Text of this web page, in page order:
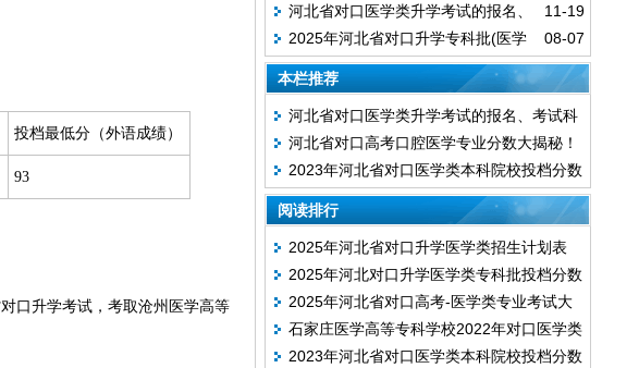
投档最低分（外语成绩）
93
口升学考试，考取沧州医学高等
试科目、考试时间
11-19
河北省对口医学类升学考试的报名、
考试科目、考试时间
08-07
2025年河北省对口升学专科批(医学
类)征集计划
本栏推荐
河北省对口医学类升学考试的报名、考试科
目、考试时间
河北省对口高考口腔医学专业分数大揭秘！
你离梦想还有多远？
2023年河北省对口医学类本科院校投档分数
线
阅读排行
2025年河北省对口升学医学类招生计划表
(本科批+专科批)
2025年河北对口升学医学类专科批投档分数
线出炉啦(排序版)
2025年河北省对口高考-医学类专业考试大
纲
石家庄医学高等专科学校2022年对口医学类
招生章程
2023年河北省对口医学类本科院校投档分数